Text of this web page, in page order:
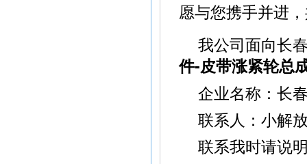
愿与您携手并进
我公司面向长
件-皮带涨紧轮总
企业名称：长
联系人：小解
联系我时请说